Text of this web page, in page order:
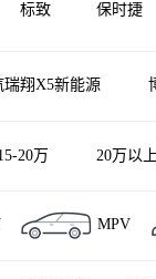
标致 保时捷
北汽瑞翔 百智新能
瑞翔X5新能源
20万 20万以上
MPV